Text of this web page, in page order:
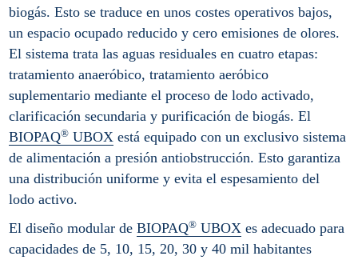
biogás. Esto se traduce en unos costes operativos bajos,
un espacio ocupado reducido y cero emisiones de olores.
El sistema trata las aguas residuales en cuatro etapas:
tratamiento anaeróbico, tratamiento aeróbico
suplementario mediante el proceso de lodo activado,
clarificación secundaria y purificación de biogás. El
BIOPAQ® UBOX está equipado con un exclusivo sistema
de alimentación a presión antiobstrucción. Esto garantiza
una distribución uniforme y evita el espesamiento del
lodo activo.
El diseño modular deBIOPAQ® UBOX es adecuado para
capacidades de 5, 10, 15, 20, 30 y 40 mil habitantes